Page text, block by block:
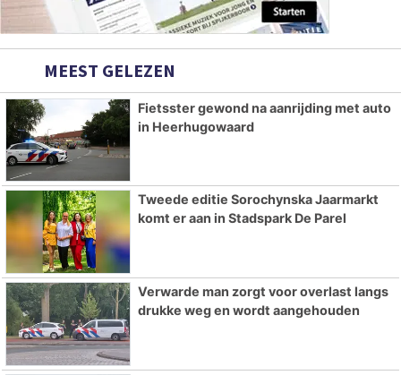
MEEST GELEZEN
Fietsster gewond na aanrijding met auto
in Heerhugowaard
Tweede editie Sorochynska Jaarmarkt
komt er aan in Stadspark De Parel
Verwarde man zorgt voor overlast langs
drukke weg en wordt aangehouden